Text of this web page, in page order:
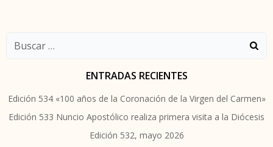
Buscar:
ENTRADAS RECIENTES
Edición 534 «100 años de la Coronación de la Virgen del Carmen»
Edición 533 Nuncio Apostólico realiza primera visita a la Diócesis
Edición 532, mayo 2026